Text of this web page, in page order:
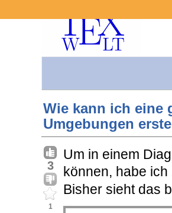
Wie kann ich eine
Umgebungen
3
1
Um in einem
können, habe ich
Bisher sieht das